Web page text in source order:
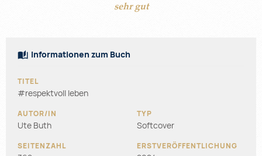
sehr gut
Informationen zum Buch
#respektvoll leben
Ute Buth Softcover